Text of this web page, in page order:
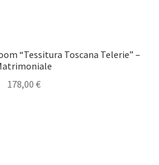
“Tessitura Toscana Telerie” –
178,00 €